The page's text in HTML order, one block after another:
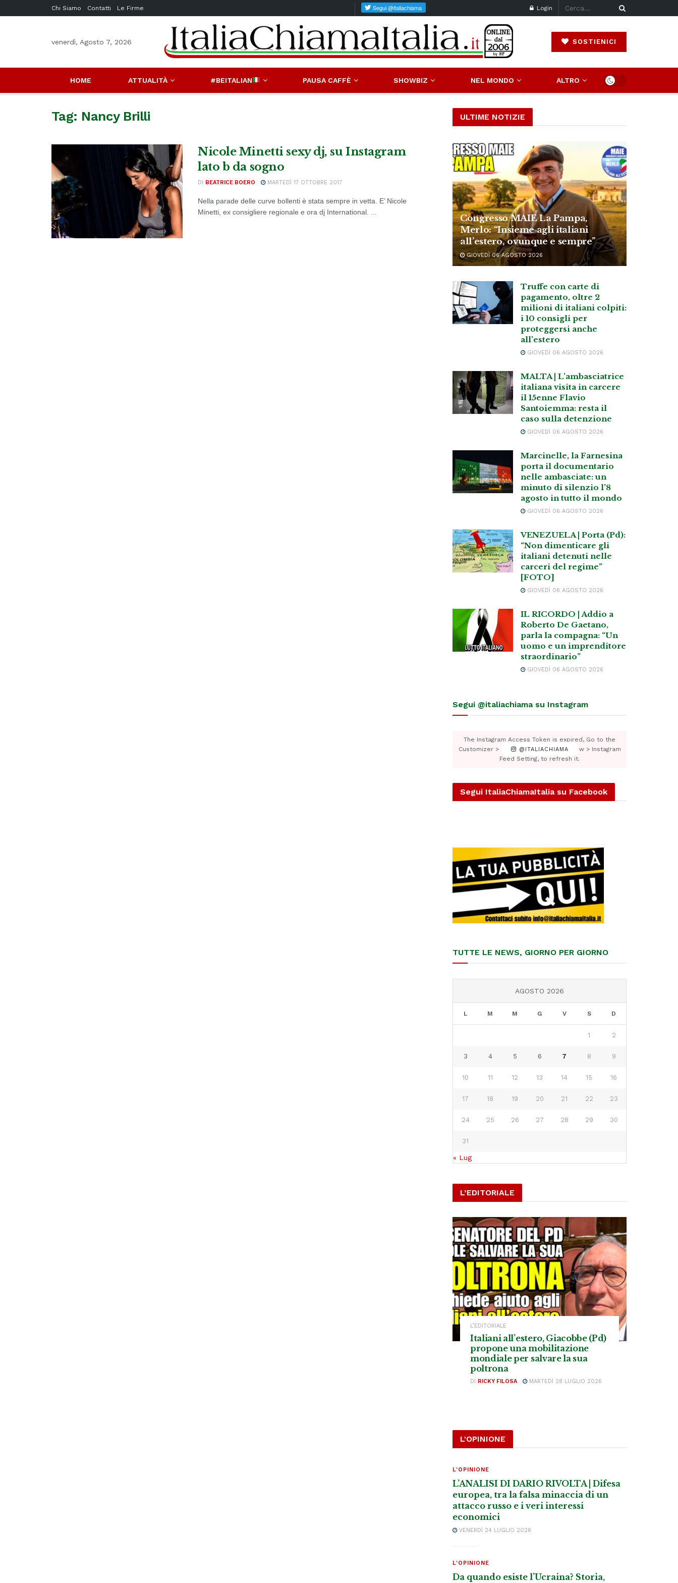
Chi Siamo Contatti Le Firme Login
venerdì, Agosto 7, 2026 SOSTIENICI
HOME ATTUALITÀ #BEITALIAN PAUSA CAFFÈ SHOWBIZ NEL MONDO ALTRO
Tag: Nancy Brilli
Nicole Minetti sexy dj, su Instagram
lato b da sogno
DI BEATRICE BOERO MARTEDÌ 17 OTTOBRE 2017
Nella parade delle curve bollenti è stata sempre in vetta. E’ Nicole
Minetti, ex consigliere regionale e ora dj International. ...
ULTIME NOTIZIE
Congresso MAIE La Pampa,
Merlo: “Insieme agli italiani
all’estero, ovunque e sempre”
GIOVEDÌ 06 AGOSTO 2026
Truffe con carte di
pagamento, oltre 2
milioni di italiani colpiti:
i 10 consigli per
proteggersi anche
all’estero
GIOVEDÌ 06 AGOSTO 2026
MALTA | L’ambasciatrice
italiana visita in carcere
il 15enne Flavio
Santoiemma: resta il
caso sulla detenzione
GIOVEDÌ 06 AGOSTO 2026
Marcinelle, la Farnesina
porta il documentario
nelle ambasciate: un
minuto di silenzio l’8
agosto in tutto il mondo
GIOVEDÌ 06 AGOSTO 2026
VENEZUELA | Porta (Pd):
“Non dimenticare gli
italiani detenuti nelle
carceri del regime”
[FOTO]
GIOVEDÌ 06 AGOSTO 2026
IL RICORDO | Addio a
Roberto De Gaetano,
parla la compagna: “Un
uomo e un imprenditore
straordinario”
GIOVEDÌ 06 AGOSTO 2026
Segui @italiachiama su Instagram
@ITALIACHIAMA
The Instagram Access Token is expired, Go to the
Customizer > JNews : Social, Like & View > Instagram
Feed Setting, to refresh it.
Segui ItaliaChiamaItalia su Facebook
TUTTE LE NEWS, GIORNO PER GIORNO
AGOSTO 2026
L M M G V S D
1 2
3 4 5 6 7 8 9
10 11 12 13 14 15 16
17 18 19 20 21 22 23
24 25 26 27 28 29 30
31
« Lug
L’EDITORIALE
L’EDITORIALE
Italiani all’estero, Giacobbe (Pd)
propone una mobilitazione
mondiale per salvare la sua
poltrona
DI RICKY FILOSA MARTEDÌ 28 LUGLIO 2026
L'OPINIONE
L'OPINIONE
L’ANALISI DI DARIO RIVOLTA | Difesa
europea, tra la falsa minaccia di un
attacco russo e i veri interessi
economici
VENERDÌ 24 LUGLIO 2026
L'OPINIONE
Da quando esiste l’Ucraina? Storia,